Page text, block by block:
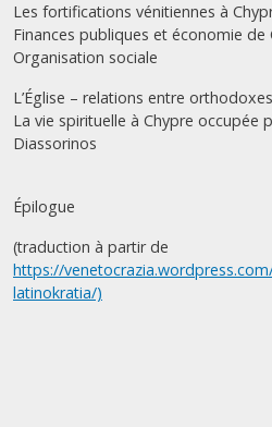
Les fortifications vénitiennes à
Finances publiques et économie de
Organisation sociale
L’Église – relations entre
La vie spirituelle à Chypre occupée
Diassorinos
Épilogue
(traduction à partir de
https://
latinokratia/)